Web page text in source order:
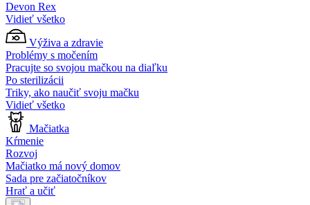
Devon Rex
Vidieť všetko
Výživa a zdravie
Problémy s močením
Pracujte so svojou mačkou na diaľku
Po sterilizácii
Triky, ako naučiť svoju mačku
Vidieť všetko
Mačiatka
Kŕmenie
Rozvoj
Mačiatko má nový domov
Sada pre začiatočníkov
Hrať a učiť